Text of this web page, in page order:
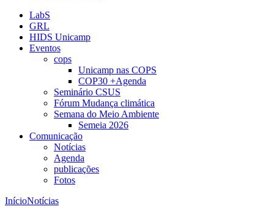
LabS
GRL
HIDS Unicamp
Eventos
cops
Unicamp nas COPS
COP30 +Agenda
Seminário CSUS
Fórum Mudança climática
Semana do Meio Ambiente
Semeia 2026
Comunicação
Notícias
Agenda
publicações
Fotos
InícioNotícias